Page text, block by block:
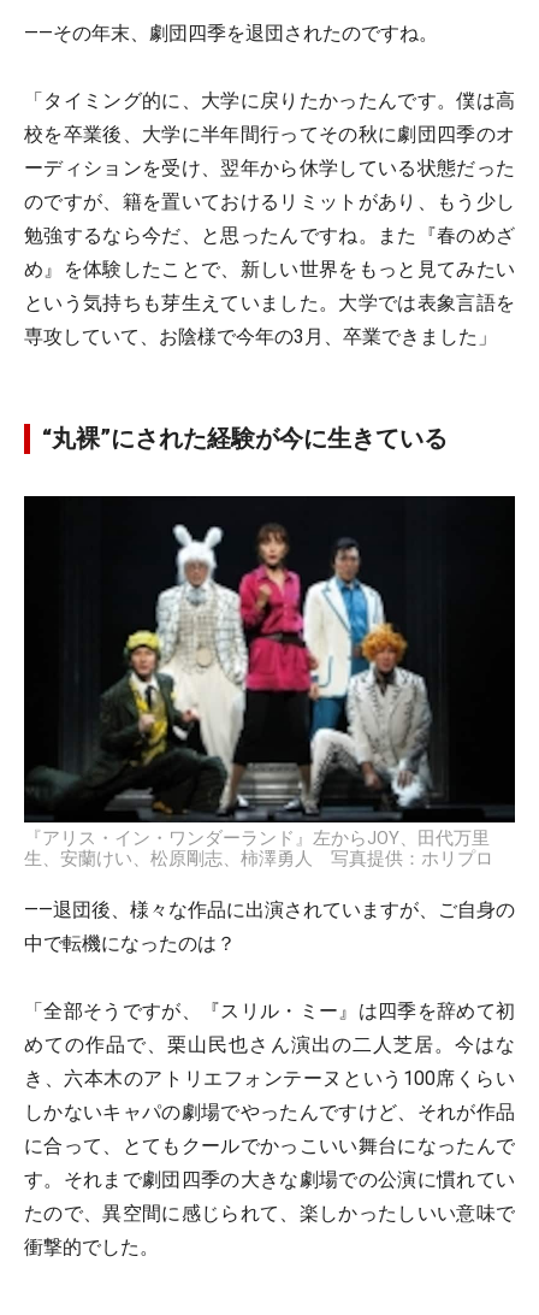
――その年末、劇団四季を退団されたのですね。
「タイミング的に、大学に戻りたかったんです。僕は高
校を卒業後、大学に半年間行ってその秋に劇団四季のオ
ーディションを受け、翌年から休学している状態だった
のですが、籍を置いておけるリミットがあり、もう少し
勉強するなら今だ、と思ったんですね。また『春のめざ
め』を体験したことで、新しい世界をもっと見てみたい
という気持ちも芽生えていました。大学では表象言語を
専攻していて、お陰様で今年の3月、卒業できました」
“丸裸”にされた経験が今に生きている
『アリス・イン・ワンダーランド』左からJOY、田代万里
生、安蘭けい、松原剛志、柿澤勇人 写真提供：ホリプロ
――退団後、様々な作品に出演されていますが、ご自身の
中で転機になったのは？
「全部そうですが、『スリル・ミー』は四季を辞めて初
めての作品で、栗山民也さん演出の二人芝居。今はな
き、六本木のアトリエフォンテーヌという100席くらい
しかないキャパの劇場でやったんですけど、それが作品
に合って、とてもクールでかっこいい舞台になったんで
す。それまで劇団四季の大きな劇場での公演に慣れてい
たので、異空間に感じられて、楽しかったしいい意味で
衝撃的でした。